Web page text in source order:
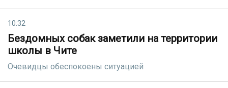
10:32
Бездомных собак заметили на территории
школы в Чите
Очевидцы обеспокоены ситуацией